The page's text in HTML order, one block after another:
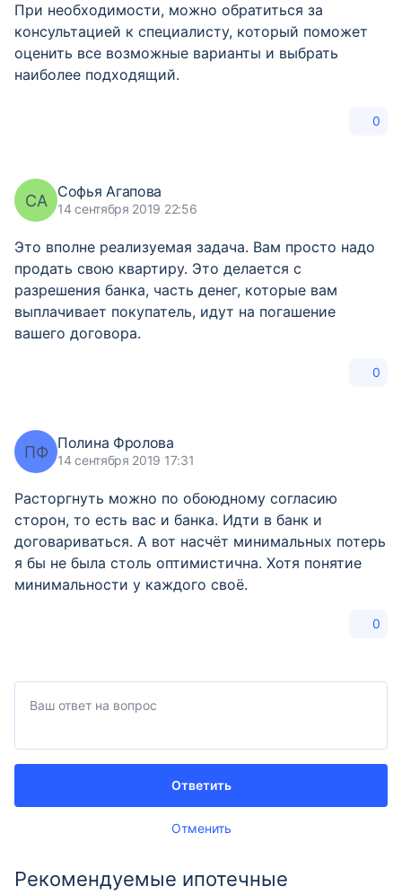
При необходимости, можно обратиться за
консультацией к специалисту, который поможет
оценить все возможные варианты и выбрать
наиболее подходящий.
0
СА Софья Агапова
14 сентября 2019 22:56
Это вполне реализуемая задача. Вам просто надо
продать свою квартиру. Это делается с
разрешения банка, часть денег, которые вам
выплачивает покупатель, идут на погашение
вашего договора.
0
ПФ Полина Фролова
14 сентября 2019 17:31
Расторгнуть можно по обоюдному согласию
сторон, то есть вас и банка. Идти в банк и
договариваться. А вот насчёт минимальных потерь
я бы не была столь оптимистична. Хотя понятие
минимальности у каждого своё.
0
Отменить
Ответить
Рекомендуемые ипотечные